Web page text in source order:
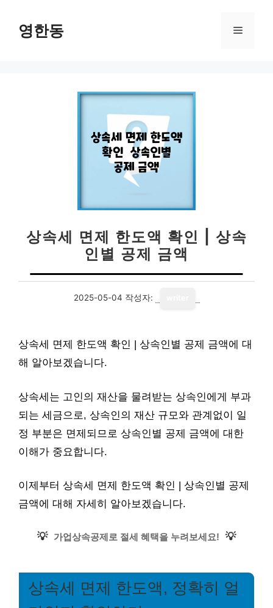
영한동 메
상속세 면제 한도액 확인 | 상속
인별 공제 금액
2025-05-04 작성자:
상속세 면제 한도액 확인 | 상속인별 공제 금액에 대
해 알아보겠습니다.
상속세는 고인의 재산을 물려받는 상속인에게 부과
되는 세금으로, 상속인의 재산 규모와 관계없이 일
정 부분은 면제되므로 상속인별 공제 금액에 대한
이해가 중요합니다.
이제부터 상속세 면제 한도액 확인 | 상속인별 공제
금액에 대해 자세히 알아보겠습니다.
💡 가업상속공제로 절세 혜택을 누려보세요! 💡
상속세 면제 한도액, 정확히 얼